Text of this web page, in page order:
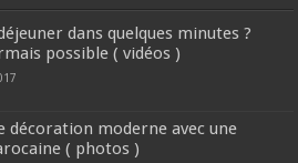
dans quelques minutes ?
possible ( vidéos )
décoration moderne avec une
( photos )